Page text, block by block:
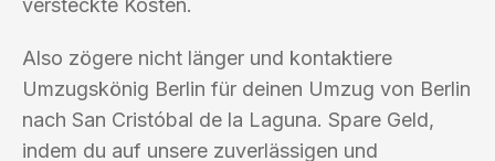
versteckte Kosten.
Also zögere nicht länger und kontaktiere
Umzugskönig Berlin für deinen Umzug von Berlin
nach San Cristóbal de la Laguna. Spare Geld,
indem du auf unsere zuverlässigen und